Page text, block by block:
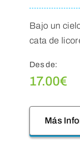
Bajo un
cata de
Des de:
17.00€
Más